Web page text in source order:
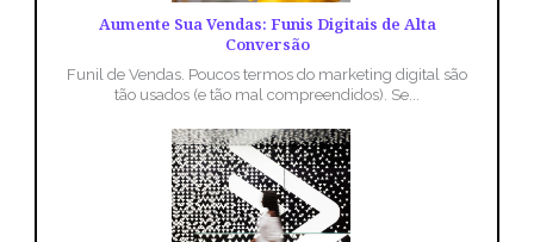
Aumente Sua Vendas: Funis Digitais de Alta
Conversão
Funil de Vendas. Poucos termos do marketing digital são
tão usados (e tão mal compreendidos). Se...